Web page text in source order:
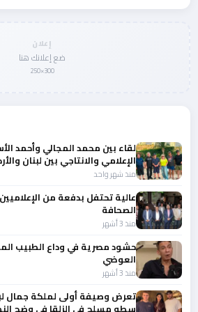
إعلان
ضع إعلانك هنا
300×250
لقاء بين محمد المجالي وأحمد
الإعلامي والانتاجي بين لبنان
منذ شهر واحد
عالية تحتفل بدفعة من
الصحافة
منذ 3 أشهر
حشود مصرية في وداع الطبيب
العوضي
منذ 3 أشهر
تعرض وصيفة أولى لملكة جمال